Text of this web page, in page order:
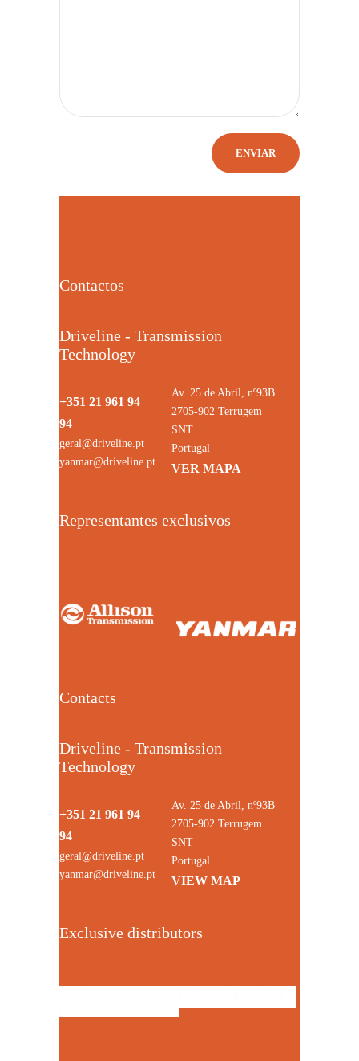
Contactos
Driveline - Transmission
Technology
+351 21 961 94
94
geral@driveline.pt
yanmar@driveline.pt
Av. 25 de Abril, nº93B
2705-902 Terrugem
SNT
Portugal
VER MAPA
Representantes exclusivos
Contacts
Driveline - Transmission
Technology
+351 21 961 94
94
geral@driveline.pt
yanmar@driveline.pt
Av. 25 de Abril, nº93B
2705-902 Terrugem
SNT
Portugal
VIEW MAP
Exclusive distributors